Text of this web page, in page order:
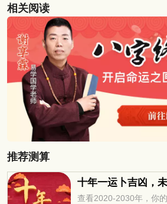
相关阅读
推荐测算
十年一运卜吉凶，
查看2020-2030年，你